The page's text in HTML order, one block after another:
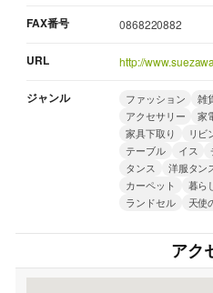
FAX番号 0868220882
URL http://
ジャンル ファッション 雑
アクセサリー
家
家具下取り
リビ
テーブル
イス
タンス
洋服タン
カーペット
暮ら
ランドセル
天使
アク